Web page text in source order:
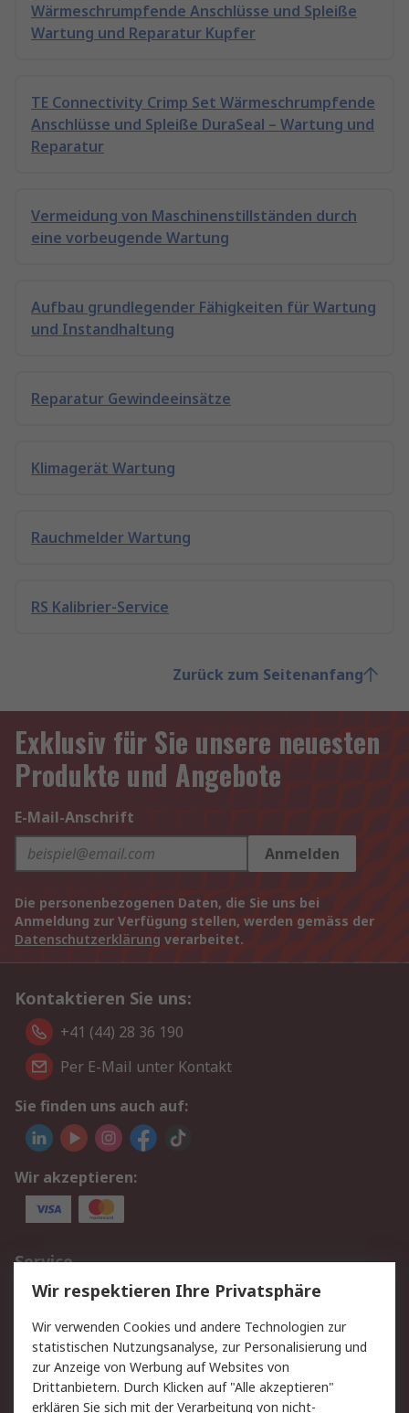
Wärmeschrumpfende Anschlüsse und Spleiße
Wartung und Reparatur Kupfer
TE Connectivity Crimp Set Wärmeschrumpfende
Anschlüsse und Spleiße DuraSeal – Wartung und
Reparatur
Vermeidung von Maschinenstillständen durch
eine vorbeugende Wartung
Aufbau grundlegender Fähigkeiten für Wartung
und Instandhaltung
Reparatur Gewindeeinsätze
Klimagerät Wartung
Rauchmelder Wartung
RS Kalibrier-Service
Zurück zum Seitenanfang
Exklusiv für Sie unsere neuesten
Produkte und Angebote
E-Mail-Anschrift
Anmelden
Die personenbezogenen Daten, die Sie uns bei
Anmeldung zur Verfügung stellen, werden gemäss der
Datenschutzerklärung verarbeitet.
Kontaktieren Sie uns:
+41 (44) 28 36 190
Per E-Mail unter Kontakt
Sie finden uns auch auf:
Wir akzeptieren:
Service
Value Added Services
Lieferlösungen
Rücksendungen
Kontakt
Hilfe
Rechtliches
Wir respektieren Ihre Privatsphäre
Wir verwenden Cookies und andere Technologien zur
statistischen Nutzungsanalyse, zur Personalisierung und
zur Anzeige von Werbung auf Websites von
Drittanbietern. Durch Klicken auf "Alle akzeptieren"
erklären Sie sich mit der Verarbeitung von nicht-